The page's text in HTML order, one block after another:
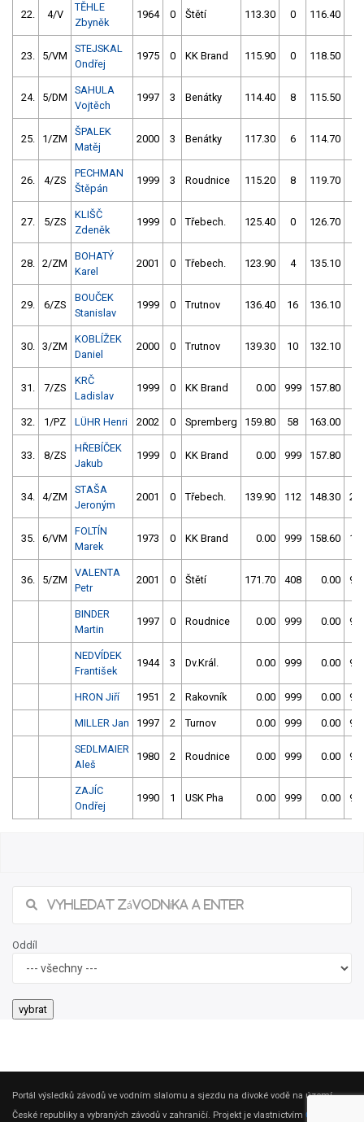
22. 4/V
TĚHLE
Zbyněk
1964 0 Štětí 113.30 0 116.40
23. 5/VM
STEJSKAL
Ondřej
1975 0 KK Brand 115.90 0 118.50
24. 5/DM
SAHULA
Vojtěch
1997 3 Benátky 114.40 8 115.50
25. 1/ZM
ŠPALEK
Matěj
2000 3 Benátky 117.30 6 114.70
26. 4/ZS
PECHMAN
Štěpán
1999 3 Roudnice 115.20 8 119.70
27. 5/ZS
KLIŠČ
Zdeněk
1999 0 Třebech. 125.40 0 126.70
28. 2/ZM
BOHATÝ
Karel
2001 0 Třebech. 123.90 4 135.10
29. 6/ZS
BOUČEK
Stanislav
1999 0 Trutnov 136.40 16 136.10
30. 3/ZM
KOBLÍŽEK
Daniel
2000 0 Trutnov 139.30 10 132.10
31. 7/ZS
KRČ
Ladislav
1999 0 KK Brand 0.00 999 157.80
32. 1/PZ LÜHR Henri 2002 0 Spremberg 159.80 58 163.00
33. 8/ZS
HŘEBÍČEK
Jakub
1999 0 KK Brand 0.00 999 157.80
34. 4/ZM
STAŠA
Jeroným
2001 0 Třebech. 139.90 112 148.30
35. 6/VM
FOLTÍN
Marek
1973 0 KK Brand 0.00 999 158.60
36. 5/ZM
VALENTA
Petr
2001 0 Štětí 171.70 408 0.00
BINDER
Martin
1997 0 Roudnice 0.00 999 0.00
NEDVÍDEK
František
1944 3 Dv.Král. 0.00 999 0.00
HRON Jiří 1951 2 Rakovník 0.00 999 0.00
MILLER Jan 1997 2 Turnov 0.00 999 0.00
SEDLMAIER
Aleš
1980 2 Roudnice 0.00 999 0.00
ZAJÍC
Ondřej
1990 1 USK Pha 0.00 999 0.00
Oddíl
Portál výsledků závodů ve vodním slalomu a sjezdu na divoké vodě na území
České republiky a vybraných závodů v zahraničí. Projekt je vlastnictvím ČSK DV